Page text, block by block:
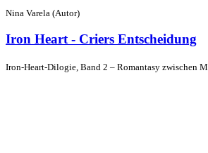
Nina Varela (Autor)
Iron Heart - Criers Entscheidung
Iron-Heart-Dilogie, Band 2 – Romantasy zwischen